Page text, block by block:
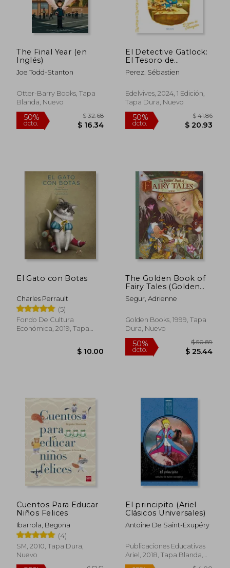
50%
dcto.
The Final Year (en
Inglés)
Joe Todd-Stanton
Otter-Barry Books, Tapa
Blanda, Nuevo
50%
dcto.
El Detective Gatlock:
El Tesoro de
Tutangaton
Perez. Sébastien
Edelvives, 2024, 1 Edición,
Tapa Dura, Nuevo
dcto.
El Gato con Botas
Charles Perrault
(5)
Fondo De Cultura
Económica, 2019, Tapa
The Golden Book of
Fairy Tales (Golden
Classics) (en Inglés)
Segur, Adrienne
Golden Books, 1999, Tapa
Dura, Nuevo
Cuentos Para Educar
Niños Felices
Ibarrola, Begoña
(4)
SM, 2010, Tapa Dura,
Nuevo
El principito (Ariel
Clásicos Universales)
Antoine De Saint-Exupéry
Publicaciones Educativas
Ariel, 2018, Tapa Blanda,
Nuevo